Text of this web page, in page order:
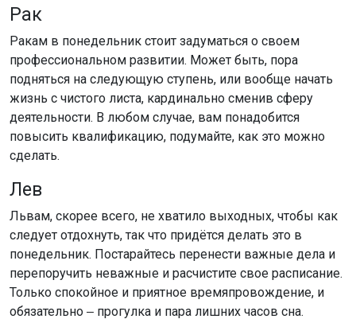
Рак
Ракам в понедельник стоит задуматься о своем
профессиональном развитии. Может быть, пора
подняться на следующую ступень, или вообще начать
жизнь с чистого листа, кардинально сменив сферу
деятельности. В любом случае, вам понадобится
повысить квалификацию, подумайте, как это можно
сделать.
Лев
Львам, скорее всего, не хватило выходных, чтобы как
следует отдохнуть, так что придётся делать это в
понедельник. Постарайтесь перенести важные дела и
перепоручить неважные и расчистите свое расписание.
Только спокойное и приятное времяпровождение, и
обязательно ‒ прогулка и пара лишних часов сна.